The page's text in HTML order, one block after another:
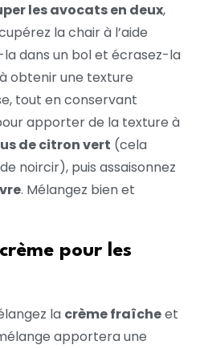
les avocats en deux,
la chair à l’aide
la dans un bol et écrasez-la
obtenir une texture
tout en conservant
apporter de la texture à
de citron vert (cela
noircir), puis assaisonnez
. Mélangez bien et
pour les
la crème fraîcheet
apportera une